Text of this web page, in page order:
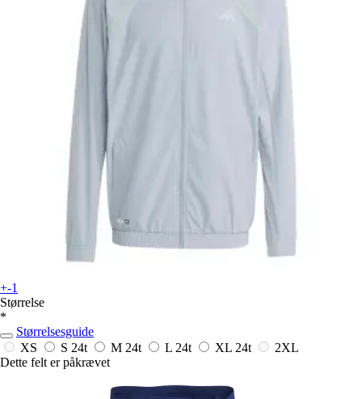
+-1
Størrelse
*
Størrelsesguide
XS
S 24t M 24t L 24t XL 24t
2XL
Dette felt er påkrævet